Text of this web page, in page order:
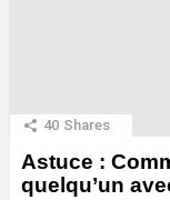
40 Shares
Astuce :
quelqu’un